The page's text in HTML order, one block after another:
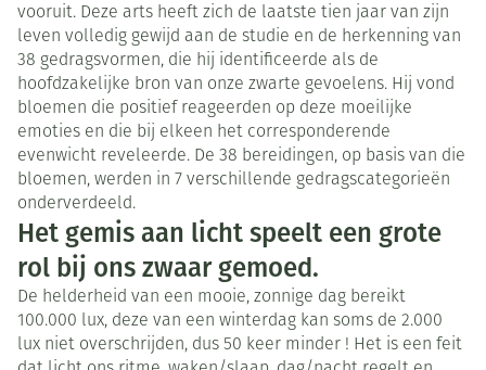
vooruit. Deze arts heeft zich de laatste tien jaar van zijn
leven volledig gewijd aan de studie en de herkenning van
38 gedragsvormen, die hij identificeerde als de
hoofdzakelijke bron van onze zwarte gevoelens. Hij vond
bloemen die positief reageerden op deze moeilijke
emoties en die bij elkeen het corresponderende
evenwicht reveleerde. De 38 bereidingen, op basis van die
bloemen, werden in 7 verschillende gedragscategorieën
onderverdeeld.
Het gemis aan licht speelt een grote
rol bij ons zwaar gemoed.
De helderheid van een mooie, zonnige dag bereikt
100.000 lux, deze van een winterdag kan soms de 2.000
lux niet overschrijden, dus 50 keer minder ! Het is een feit